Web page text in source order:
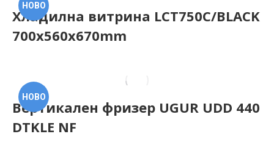
НОВО
Хладилна витрина LCT750C/BLACK
700x560x670mm
НОВО
Вертикален фризер UGUR UDD 440
DTKLE NF